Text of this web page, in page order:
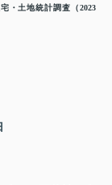
・土地統計調査（2023